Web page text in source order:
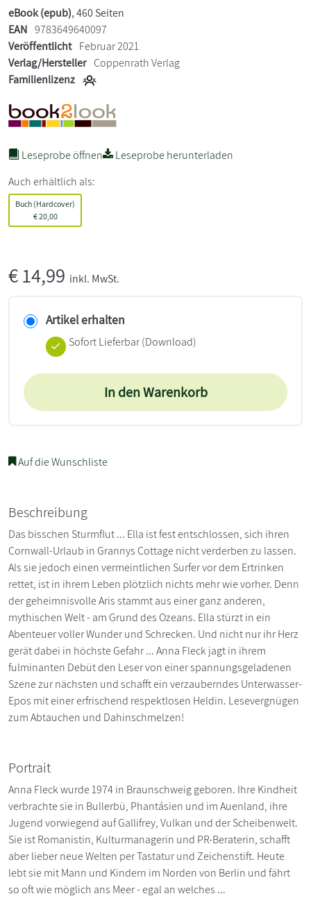
eBook (epub), 460 Seiten
EAN 9783649640097
Veröffentlicht Februar 2021
Verlag/Hersteller Coppenrath Verlag
Familienlizenz
Leseprobe öffnen
Leseprobe herunterladen
Auch erhältlich als:
Buch (Hardcover)
€20,00
€14,99 inkl. MwSt.
Artikel erhalten
Sofort Lieferbar (Download)
In den Warenkorb
Auf die Wunschliste
Beschreibung
Das bisschen Sturmflut ... Ella ist fest entschlossen, sich ihren
Cornwall-Urlaub in Grannys Cottage nicht verderben zu lassen.
Als sie jedoch einen vermeintlichen Surfer vor dem Ertrinken
rettet, ist in ihrem Leben plötzlich nichts mehr wie vorher. Denn
der geheimnisvolle Aris stammt aus einer ganz anderen,
mythischen Welt - am Grund des Ozeans. Ella stürzt in ein
Abenteuer voller Wunder und Schrecken. Und nicht nur ihr Herz
gerät dabei in höchste Gefahr ... Anna Fleck jagt in ihrem
fulminanten Debüt den Leser von einer spannungsgeladenen
Szene zur nächsten und schafft ein verzauberndes Unterwasser-
Epos mit einer erfrischend respektlosen Heldin. Lesevergnügen
zum Abtauchen und Dahinschmelzen!
Portrait
Anna Fleck wurde 1974 in Braunschweig geboren. Ihre Kindheit
verbrachte sie in Bullerbü, Phantásien und im Auenland, ihre
Jugend vorwiegend auf Gallifrey, Vulkan und der Scheibenwelt.
Sie ist Romanistin, Kulturmanagerin und PR-Beraterin, schafft
aber lieber neue Welten per Tastatur und Zeichenstift. Heute
lebt sie mit Mann und Kindern im Norden von Berlin und fährt
so oft wie möglich ans Meer - egal an welches ...